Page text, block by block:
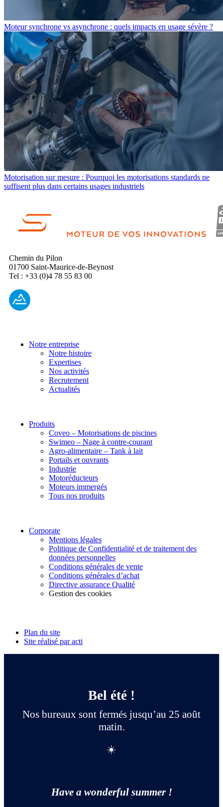
Moteur synchrone vs asynchrone : quels impacts en usage sévère ?
Motorisation sur mesure : Pourquoi les motorisations standards ne
suffisent plus dans certains usages industriels
Chemin du Pilon
01700 Saint-Maurice-de-Beynost
Tel : +33 (0)4 78 55 83 00
Notre entreprise
Notre histoire
Expertises
Nos activités
Recrutement
Actualités
Produits
Coveo – Motorisations de piscines
Swimeo – Nage à contre-courant
Agro-alimentaire – Tank à lait
Portails et ouvrants
Industrie
Motoréducteurs
Moteurs immergés
Tous nos produits
Corporate
Mentions légales
Politique de Confidentialité et de traitement des
données personnelles
Conditions générales de vente
Conditions générales d’achat
Directive assurance Qualité
Gestion des cookies
Plan du site
Site réalisé par acti
Bel été !
Nos bureaux sont fermés jusqu’au 25 août
matin.
☀️
Have a wonderful summer !